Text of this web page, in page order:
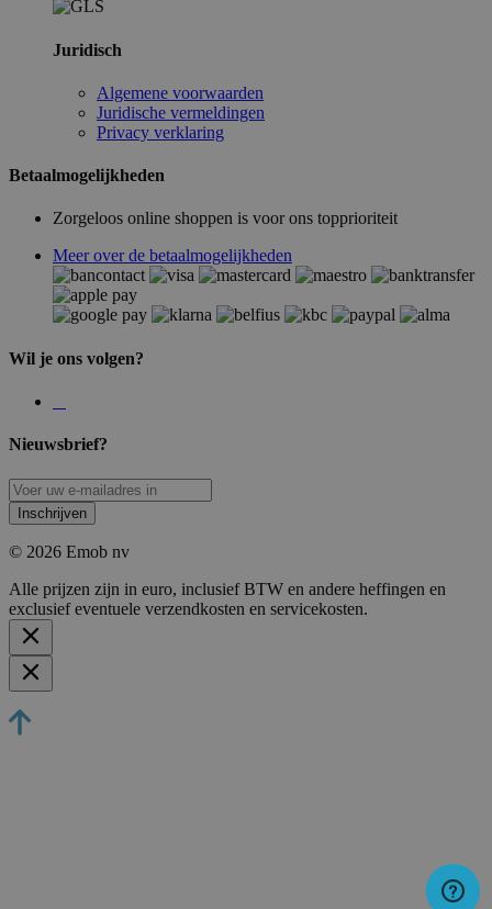
Juridisch
Algemene voorwaarden
Juridische vermeldingen
Privacy verklaring
Betaalmogelijkheden
Zorgeloos online shoppen is voor ons topprioriteit
Meer over de betaalmogelijkheden
Wil je ons volgen?
Nieuwsbrief?
Inschrijven
© 2026 Emob nv
Alle prijzen zijn in euro, inclusief BTW en andere heffingen en
exclusief eventuele verzendkosten en servicekosten.